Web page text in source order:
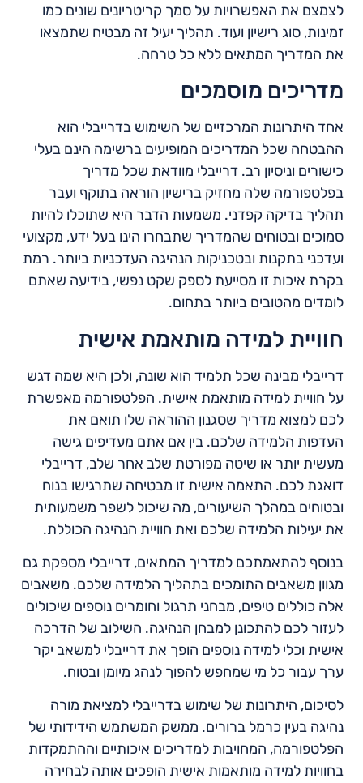
לצמצם את האפשרויות על סמך קריטריונים שונים כמו
זמינות, סוג רישיון ועוד. תהליך יעיל זה מבטיח שתמצאו
את המדריך המתאים ללא כל טרחה.
מדריכים מוסמכים
אחד היתרונות המרכזיים של השימוש בדרייבלי הוא
ההבטחה שכל המדריכים המופיעים ברשימה הינם בעלי
כישורים וניסיון רב. דרייבלי מוודאת שכל מדריך
בפלטפורמה שלה מחזיק ברישיון הוראה בתוקף ועבר
תהליך בדיקה קפדני. משמעות הדבר היא שתוכלו להיות
סמוכים ובטוחים שהמדריך שתבחרו הינו בעל ידע, מקצועי
ועדכני בתקנות ובטכניקות הנהיגה העדכניות ביותר. רמת
בקרת איכות זו מסייעת לספק שקט נפשי, בידיעה שאתם
לומדים מהטובים ביותר בתחום.
חוויית למידה מותאמת אישית
דרייבלי מבינה שכל תלמיד הוא שונה, ולכן היא שמה דגש
על חוויית למידה מותאמת אישית. הפלטפורמה מאפשרת
לכם למצוא מדריך שסגנון ההוראה שלו תואם את
העדפות הלמידה שלכם. בין אם אתם מעדיפים גישה
מעשית יותר או שיטה מפורטת שלב אחר שלב, דרייבלי
דואגת לכם. התאמה אישית זו מבטיחה שתרגישו בנוח
ובטוחים במהלך השיעורים, מה שיכול לשפר משמעותית
את יעילות הלמידה שלכם ואת חוויית הנהיגה הכוללת.
בנוסף להתאמתכם למדריך המתאים, דרייבלי מספקת גם
מגוון משאבים התומכים בתהליך הלמידה שלכם. משאבים
אלה כוללים טיפים, מבחני תרגול וחומרים נוספים שיכולים
לעזור לכם להתכונן למבחן הנהיגה. השילוב של הדרכה
אישית וכלי למידה נוספים הופך את דרייבלי למשאב יקר
ערך עבור כל מי שמחפש להפוך לנהג מיומן ובטוח.
לסיכום, היתרונות של שימוש בדרייבלי למציאת מורה
נהיגה בעין כרמל ברורים. ממשק המשתמש הידידותי של
הפלטפורמה, המחויבות למדריכים איכותיים וההתמקדות
בחוויות למידה מותאמות אישית הופכים אותה לבחירה